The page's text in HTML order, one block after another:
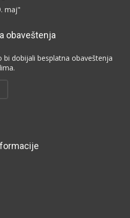
maj"
obaveštenja
bi dobijali besplatna obaveštenja